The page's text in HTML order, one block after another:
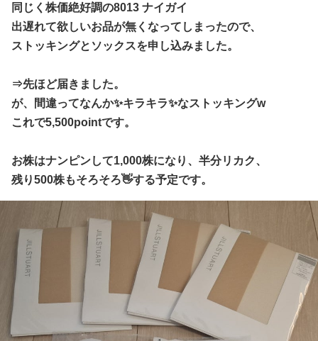
同じく株価絶好調の8013 ナイガイ
出遅れて欲しいお品が無くなってしまったので、
ストッキングとソックスを申し込みました。
⇒先ほど届きました。
が、間違ってなんか✨キラキラ✨なストッキングw
これで5,500pointです。
お株はナンピンして1,000株になり、半分リカク、
残り500株もそろそろ👋する予定です。